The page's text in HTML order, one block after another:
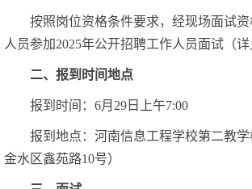
按照岗位资格条件要求，经现场面试
人员参加2025年公开招聘工作人员面试（详
二、报到时间地点
报到时间：6月29日上午7:00
报到地点：河南信息工程学校第二教
金水区鑫苑路10号）